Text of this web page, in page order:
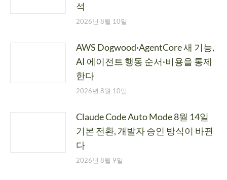
석
2026년 8월 10일
AWS Dogwood·AgentCore 새 기능,
AI 에이전트 행동 순서·비용을 통제
한다
2026년 8월 10일
Claude Code Auto Mode 8월 14일
기본 전환, 개발자 승인 방식이 바뀐
다
2026년 8월 9일